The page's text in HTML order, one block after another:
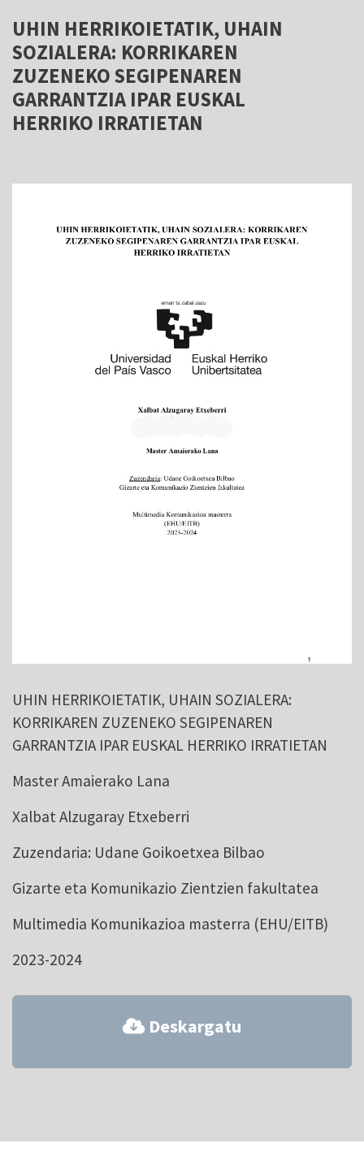
UHIN HERRIKOIETATIK, UHAIN
SOZIALERA: KORRIKAREN
ZUZENEKO SEGIPENAREN
GARRANTZIA IPAR EUSKAL
HERRIKO IRRATIETAN
UHIN HERRIKOIETATIK, UHAIN SOZIALERA:
KORRIKAREN ZUZENEKO SEGIPENAREN
GARRANTZIA IPAR EUSKAL HERRIKO IRRATIETAN
Master Amaierako Lana
Xalbat Alzugaray Etxeberri
Zuzendaria: Udane Goikoetxea Bilbao
Gizarte eta Komunikazio Zientzien fakultatea
Multimedia Komunikazioa masterra (EHU/EITB)
2023-2024
Deskargatu